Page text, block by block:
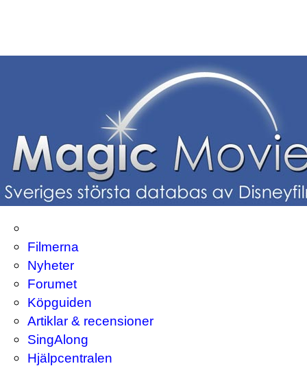
Filmerna
Nyheter
Forumet
Köpguiden
Artiklar & recensioner
SingAlong
Hjälpcentralen